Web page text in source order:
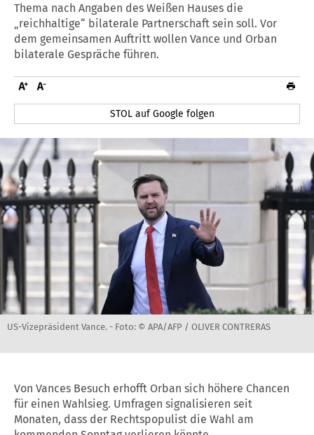
Thema nach Angaben des Weißen Hauses die
„reichhaltige“ bilaterale Partnerschaft sein soll. Vor
dem gemeinsamen Auftritt wollen Vance und Orban
bilaterale Gespräche führen.
STOL auf Google folgen
US-Vizepräsident Vance. - Foto: © APA/AFP / OLIVER CONTRERAS
Von Vances Besuch erhofft Orban sich höhere Chancen
für einen Wahlsieg. Umfragen signalisieren seit
Monaten, dass der Rechtspopulist die Wahl am